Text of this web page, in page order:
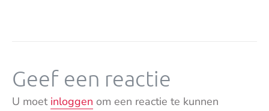
Geef een reactie
U moet inloggen om een reactie te kunnen